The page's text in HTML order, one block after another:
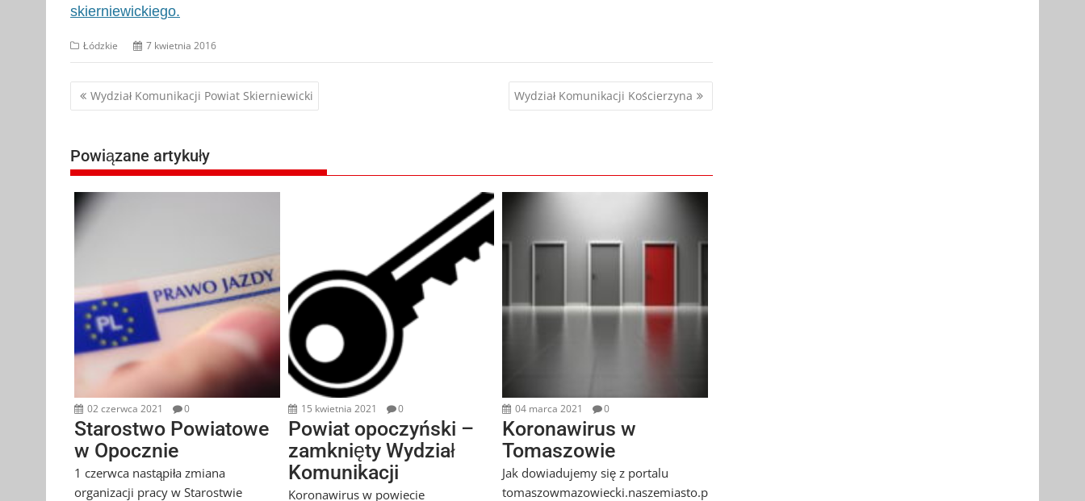
skierniewickiego.
Łódzkie 7 kwietnia 2016
Nawigacja
Wydział Komunikacji Powiat Skierniewicki Wydział Komunikacji Kościerzyna
Powiązane artykuły
02 czerwca 2021 0
Starostwo Powiatowe
w Opocznie
1 czerwca nastąpiła zmiana
organizacji pracy w Starostwie
15 kwietnia 2021 0
Powiat opoczyński –
zamknięty Wydział
Komunikacji
Koronawirus w powiecie
04 marca 2021 0
Koronawirus w
Tomaszowie
Jak dowiadujemy się z portalu
tomaszowmazowiecki.naszemiasto.p